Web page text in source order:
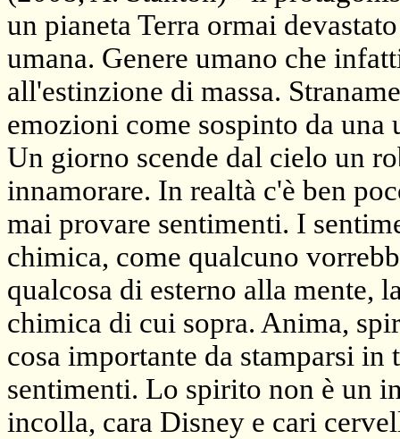
un pianeta Terra ormai
umana. Genere umano che
all'estinzione di massa.
emozioni come sospinto da
Un giorno scende dal cielo un
innamorare. In realtà c'è ben
mai provare sentimenti. I
chimica, come qualcuno
qualcosa di esterno alla mente,
chimica di cui sopra. Anima,
cosa importante da stamparsi
sentimenti. Lo spirito non è un
incolla, cara Disney e cari